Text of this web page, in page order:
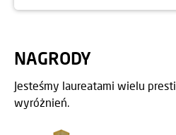
NAGRODY
Jesteśmy laureatami wielu
wyróżnień.